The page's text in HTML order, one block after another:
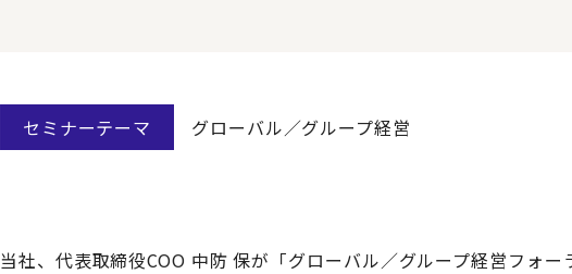
セミナーテーマ グローバル／グループ経営
当社、代表取締役COO 中防 保が「グローバル／グループ経営フォ